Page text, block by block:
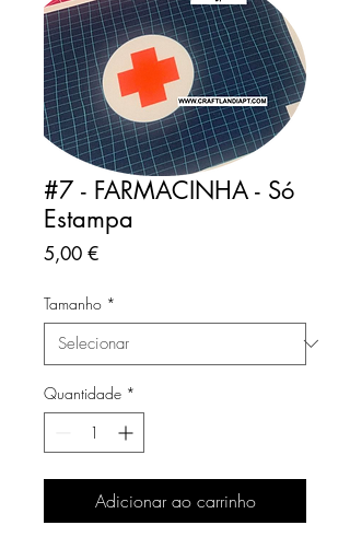
#7 - FARMACINHA - Só
Estampa
5,00 €Preço
Tamanho *
Quantidade *
Adicionar ao carrinho